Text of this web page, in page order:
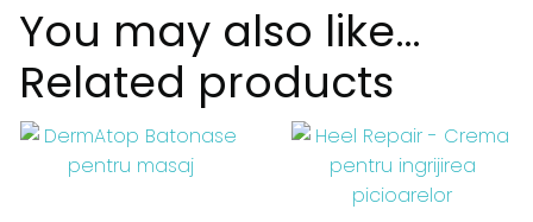
You may also like…
Related products